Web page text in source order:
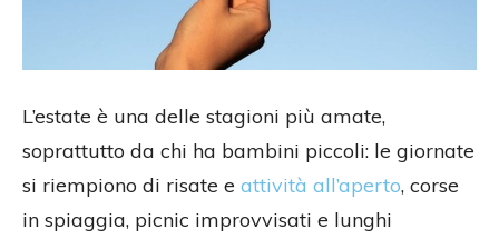
L’estate è una delle stagioni più amate,
soprattutto da chi ha bambini piccoli: le giornate
si riempiono di risate e attività all’aperto, corse
in spiaggia, picnic improvvisati e lunghi